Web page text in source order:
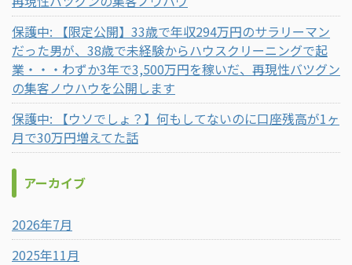
保護中: 【限定公開】33歳で年収294万円のサラリーマン
だった男が、38歳で未経験からハウスクリーニングで起
業・・・わずか3年で3,500万円を稼いだ、再現性バツグン
の集客ノウハウを公開します
保護中: 【ウソでしょ？】何もしてないのに口座残高が1ヶ
月で30万円増えてた話
アーカイブ
2026年7月
2025年11月